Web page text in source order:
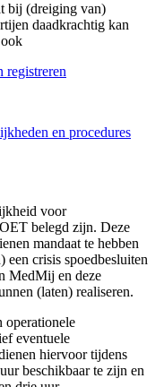
bij (dreiging van)
daadkrachtig kan
registreren
en procedures
voor
belegd zijn. Deze
mandaat te hebben
crisis spoedbesluiten
MedMij en deze
(laten) realiseren.
operationele
eventuele
hiervoor tijdens
beschikbaar te zijn en